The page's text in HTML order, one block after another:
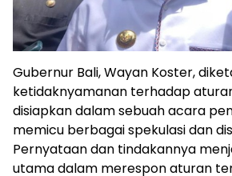
Gubernur Bali, Wayan Koster,
ketidaknyamanan terhadap
disiapkan dalam sebuah acara
memicu berbagai spekulasi dan
Pernyataan dan tindakannya
utama dalam merespon aturan